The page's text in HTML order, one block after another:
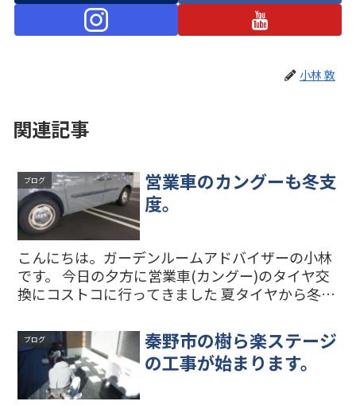
小林 敦
関連記事
ブログ
営業車のカングーも冬支
度。
こんにちは。ガーデンルームアドバイザーの小林
です。 今日の夕方に営業車(カングー)のタイヤ交
換にコストコに行ってきました 夏タイヤから冬タ
ですが、現場が忙しかったのと、コストコのタイ
ヤ交換はこの...
ブログ
秦野市の樹ら楽ステージ
の工事が始まります。